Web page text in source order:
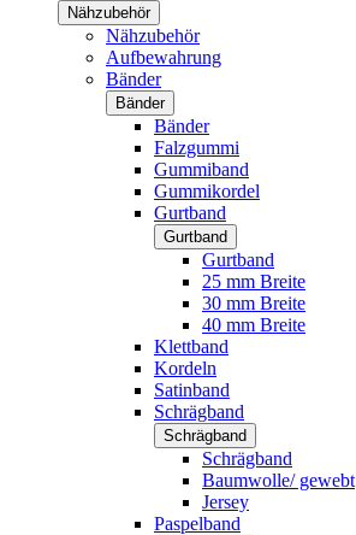
Nähzubehör
Nähzubehör
Aufbewahrung
Bänder
Bänder
Bänder
Falzgummi
Gummiband
Gummikordel
Gurtband
Gurtband
Gurtband
25 mm Breite
30 mm Breite
40 mm Breite
Klettband
Kordeln
Satinband
Schrägband
Schrägband
Schrägband
Baumwolle/ gewebt
Jersey
Paspelband